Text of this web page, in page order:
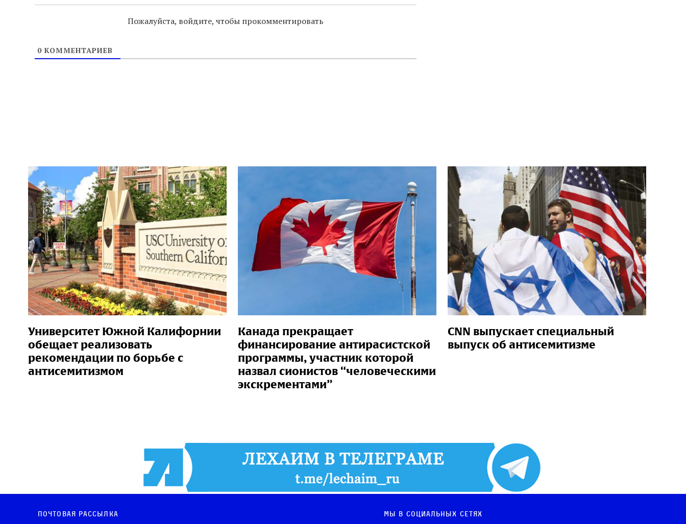
Пожалуйста, войдите, чтобы прокомментировать
0КОММЕНТАРИЕВ
Университет Южной Калифорнии
обещает реализовать
рекомендации по борьбе с
антисемитизмом
Канада прекращает
финансирование антирасистской
программы, участник которой
назвал сионистов “человеческими
экскрементами”
CNN выпускает специальный
выпуск об антисемитизме
Почтовая рассылка Мы в социальных сетях